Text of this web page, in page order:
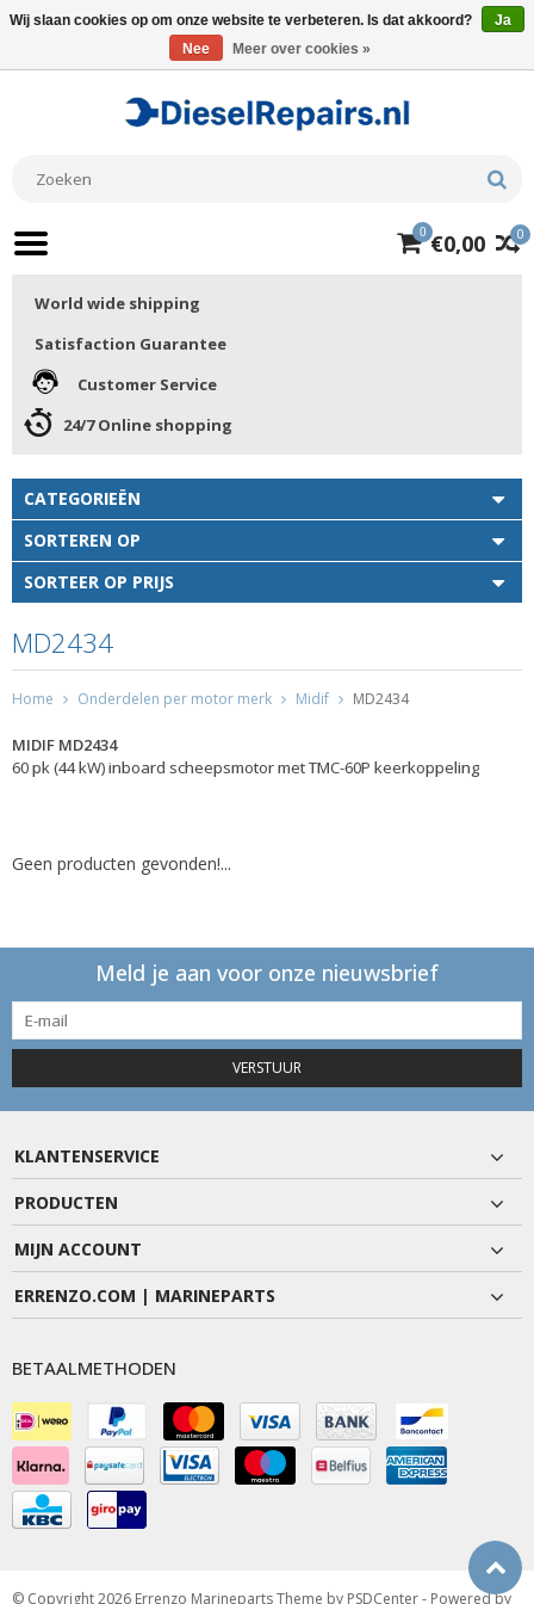
0
0 €0,00
World wide shipping
Satisfaction Guarantee
Customer Service
24/7 Online shopping
CATEGORIEËN
SORTEREN OP
SORTEER OP PRIJS
MD2434
Home Onderdelen per motor merk Midif MD2434
MIDIF MD2434
60 pk (44 kW) inboard scheepsmotor met TMC-60P keerkoppeling
Geen producten gevonden!...
Meld je aan voor onze nieuwsbrief
VERSTUUR
KLANTENSERVICE
PRODUCTEN
MIJN ACCOUNT
ERRENZO.COM | MARINEPARTS
BETAALMETHODEN
© Copyright 2026 Errenzo Marineparts Theme by PSDCenter- Powered by
Wij slaan cookies op om onze website te verbeteren. Is dat akkoord?
Ja
Nee
Meer over cookies »